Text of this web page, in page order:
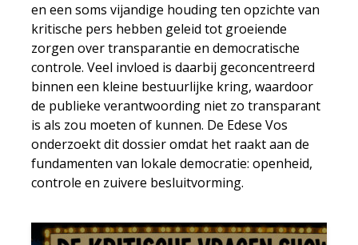
en een soms vijandige houding ten opzichte van
kritische pers hebben geleid tot groeiende
zorgen over transparantie en democratische
controle. Veel invloed is daarbij geconcentreerd
binnen een kleine bestuurlijke kring, waardoor
de publieke verantwoording niet zo transparant
is als zou moeten of kunnen. De Edese Vos
onderzoekt dit dossier omdat het raakt aan de
fundamenten van lokale democratie: openheid,
controle en zuivere besluitvorming.